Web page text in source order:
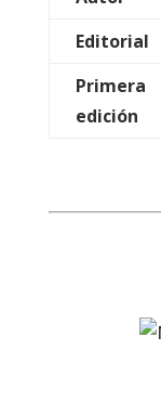
Editorial
Primera
edición